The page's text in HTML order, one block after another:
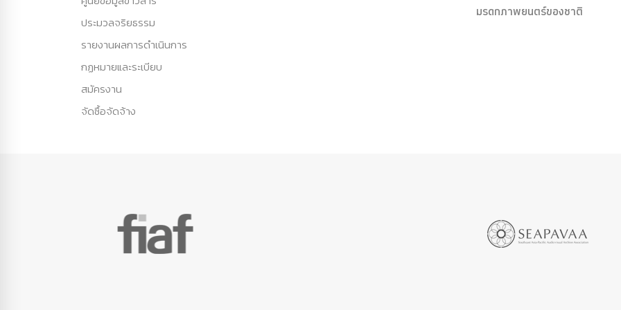
ประมวลจริยธรรม
รายงานผลการดำเนินการ
กฏหมายและระเบียบ
สมัครงาน
จัดซื้อจัดจ้าง
มรดกภาพยนตร์ของชาติ